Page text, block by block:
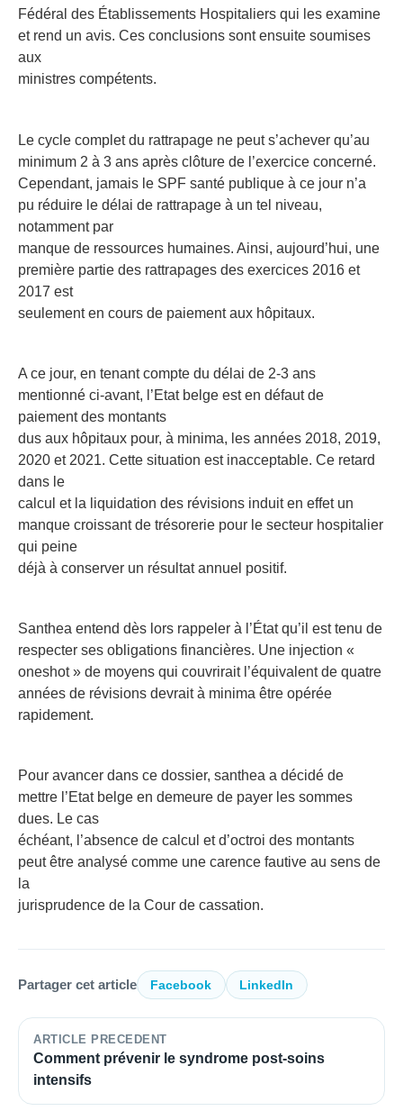
Fédéral des Établissements Hospitaliers qui les examine
et rend un avis. Ces conclusions sont ensuite soumises
aux
ministres compétents.
Le cycle complet du rattrapage ne peut s’achever qu’au
minimum 2 à 3 ans après clôture de l’exercice concerné.
Cependant, jamais le SPF santé publique à ce jour n’a
pu réduire le délai de rattrapage à un tel niveau,
notamment par
manque de ressources humaines. Ainsi, aujourd’hui, une
première partie des rattrapages des exercices 2016 et
2017 est
seulement en cours de paiement aux hôpitaux.
A ce jour, en tenant compte du délai de 2-3 ans
mentionné ci-avant, l’Etat belge est en défaut de
paiement des montants
dus aux hôpitaux pour, à minima, les années 2018, 2019,
2020 et 2021. Cette situation est inacceptable. Ce retard
dans le
calcul et la liquidation des révisions induit en effet un
manque croissant de trésorerie pour le secteur hospitalier
qui peine
déjà à conserver un résultat annuel positif.
Santhea entend dès lors rappeler à l’État qu’il est tenu de
respecter ses obligations financières. Une injection «
oneshot » de moyens qui couvrirait l’équivalent de quatre
années de révisions devrait à minima être opérée
rapidement.
Pour avancer dans ce dossier, santhea a décidé de
mettre l’Etat belge en demeure de payer les sommes
dues. Le cas
échéant, l’absence de calcul et d’octroi des montants
peut être analysé comme une carence fautive au sens de
la
jurisprudence de la Cour de cassation.
Partager cet article Facebook LinkedIn
ARTICLE PRECEDENT
Comment prévenir le syndrome post-soins
intensifs